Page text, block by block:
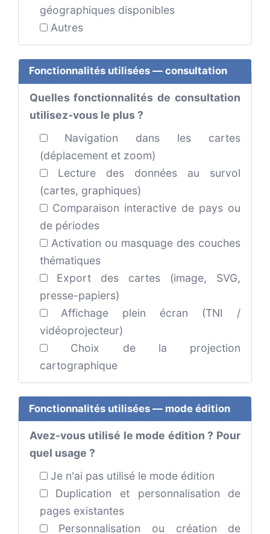
géographiques disponibles
Autres
Fonctionnalités utilisées — consultation
Quelles fonctionnalités de consultation
utilisez-vous le plus ?
Navigation dans les cartes
(déplacement et zoom)
Lecture des données au survol
(cartes, graphiques)
Comparaison interactive de pays ou
de périodes
Activation ou masquage des couches
thématiques
Export des cartes (image, SVG,
presse-papiers)
Affichage plein écran (TNI /
vidéoprojecteur)
Choix de la projection
cartographique
Fonctionnalités utilisées — mode édition
Avez-vous utilisé le mode édition ? Pour
quel usage ?
Je n'ai pas utilisé le mode édition
Duplication et personnalisation de
pages existantes
Personnalisation ou création de